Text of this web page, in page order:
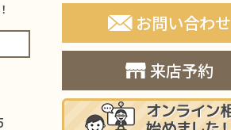
お問い合わせ
来店予約